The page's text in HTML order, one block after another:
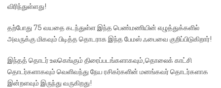
விரிந்துள்ளது!
தற்போது 75 வயதை கடந்துள்ள இந்த பெண்மணியின் எழுத்துக்களில்
அவருக்கு மிகவும் பிடித்த தொடராக இந்த பேமஸ் ஃபைவை குறிப்பிடுகிறார்!
இந்தத் தொடர் உலகெங்கும் திரைப்படங்களாகவும்,தொலைக் காட்சி
தொடர்களாகவும் வெளிவந்து நேய ரசிகர்களின் மனங்கவர் தொடர்களாக
இன்றளவும் இருந்து வருகிறது!